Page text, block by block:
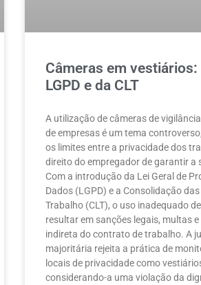
Câmeras em
LGPD e da CLT
A utilização de câmeras de
de empresas é um tema
os limites entre a privacidade dos
direito do empregador de garantir a
Com a introdução da Lei Geral de
Dados (LGPD) e a Consolidação
Trabalho (CLT), o uso inadequado
resultar em sanções legais, multas
indireta do contrato de trabalho. A
majoritária rejeita a prática de
locais de privacidade como
considerando-a uma violação da